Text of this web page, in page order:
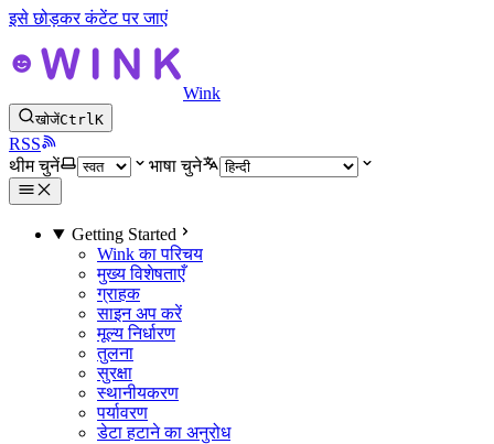
इसे छोड़कर कंटेंट पर जाएं
Wink
खोजेंCtrlK
RSS
थीम चुनें
भाषा चुने
Getting Started
Wink का परिचय
मुख्य विशेषताएँ
ग्राहक
साइन अप करें
मूल्य निर्धारण
तुलना
सुरक्षा
स्थानीयकरण
पर्यावरण
डेटा हटाने का अनुरोध